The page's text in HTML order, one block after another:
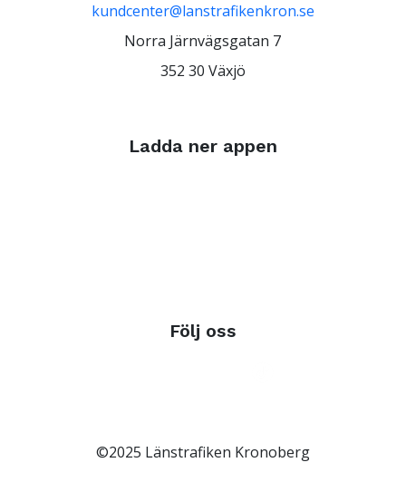
kundcenter@lanstrafikenkron.se
Norra Järnvägsgatan 7
352 30 Växjö
Ladda ner appen
Följ oss
©2025 Länstrafiken Kronoberg